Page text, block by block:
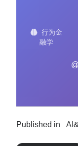
行为金
融学
Published in